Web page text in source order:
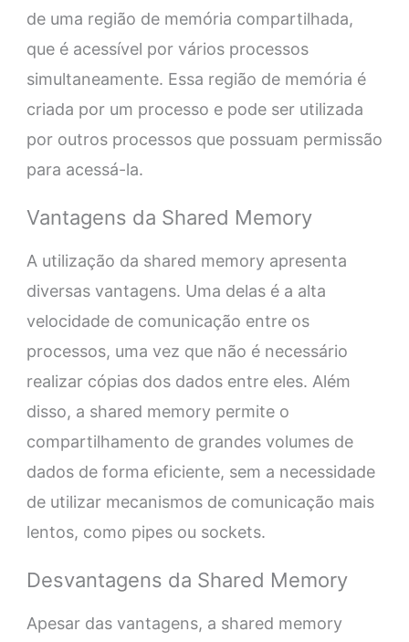
de uma região de memória compartilhada,
que é acessível por vários processos
simultaneamente. Essa região de memória é
criada por um processo e pode ser utilizada
por outros processos que possuam permissão
para acessá-la.
Vantagens da Shared Memory
A utilização da shared memory apresenta
diversas vantagens. Uma delas é a alta
velocidade de comunicação entre os
processos, uma vez que não é necessário
realizar cópias dos dados entre eles. Além
disso, a shared memory permite o
compartilhamento de grandes volumes de
dados de forma eficiente, sem a necessidade
de utilizar mecanismos de comunicação mais
lentos, como pipes ou sockets.
Desvantagens da Shared Memory
Apesar das vantagens, a shared memory